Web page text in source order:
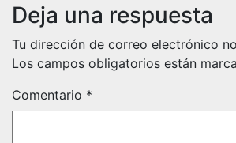
Deja una respuesta
Tu dirección de correo electrónico
Los campos obligatorios están
Comentario *